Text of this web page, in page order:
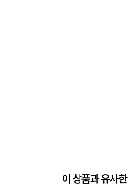
이 상품과 유사한